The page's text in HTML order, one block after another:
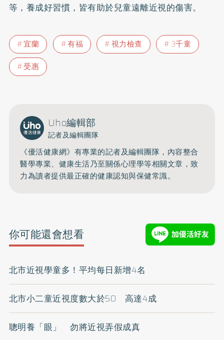
等，養成好習慣，皆有助於兒童遠離近視的傷害。
宜蘭 有福 視力檢查
3千童
受惠
Uho編輯部
記者及編輯團隊
《優活健康網》有專業的記者及編輯團隊，內容整合
醫學專業、健康生活乃至關係心理學等相關文章，致
力為讀者提供最正確的健康認知與保健常識。
你可能還會想看
北市近視學童多！平均每日新增4名
北市小二童近視度數大於50 高達4成
聰明養「眼」 勿將近視弄假成真